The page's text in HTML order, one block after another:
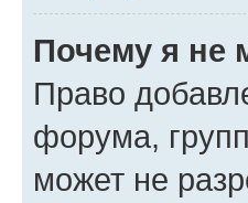
Почему я не
Право
форума,
может не